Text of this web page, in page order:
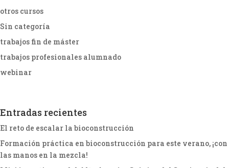
otros cursos
Sin categoría
trabajos fin de máster
trabajos profesionales alumnado
webinar
Entradas recientes
El reto de escalar la bioconstrucción
Formación práctica en bioconstrucción para este verano, ¡con
las manos en la mezcla!